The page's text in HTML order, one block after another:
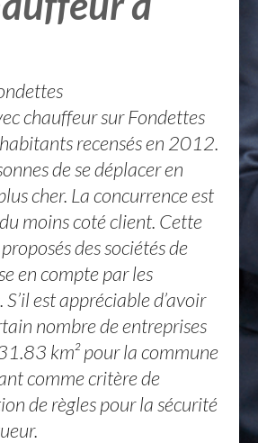
chauffeur sur Fondettes
recensés en 2012.
de se déplacer en
cher. La concurrence est
moins coté client. Cette
des sociétés de
en compte par les
est appréciable d’avoir
nombre de entreprises
km² pour la commune
comme critère de
de règles pour la sécurité